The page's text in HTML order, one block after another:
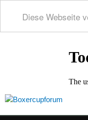
Diese Webseite